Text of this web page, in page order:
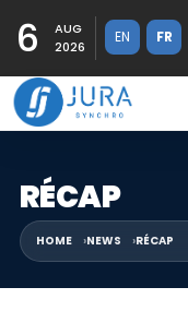
6
AUG
2026
EN FR
RÉCAP
HOME NEWS RÉCAP